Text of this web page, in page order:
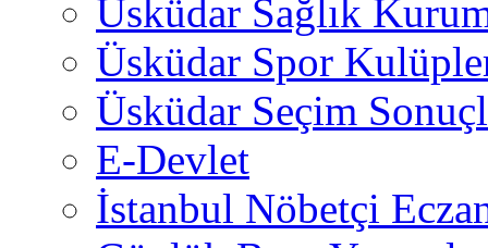
Üsküdar Sağlık
Üsküdar Spor
Üsküdar Seçim
E-Devlet
İstanbul Nöbetçi